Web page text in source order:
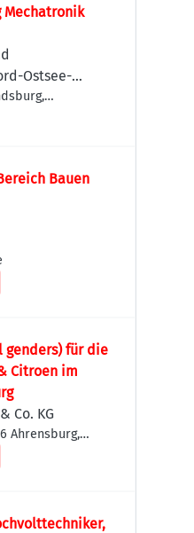
Ostsee-
Bauen
genders) für die
Citroen im
Co. KG
Ahrensburg,